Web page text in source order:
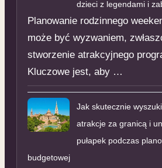
dzieci z legendami i
Planowanie rodzinnego
może być wyzwaniem,
stworzenie atrakcyjnego
Kluczowe jest, aby …
Jak skutecznie
atrakcje za granicą i
pułapek podczas
budgetowej